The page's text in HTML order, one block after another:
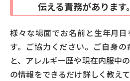
伝える責務があります。
様々な場面でお名前と生年月
す。ご協力ください。ご自身
と、アレルギー歴や現在内服中
の情報をできるだけ詳しく教え